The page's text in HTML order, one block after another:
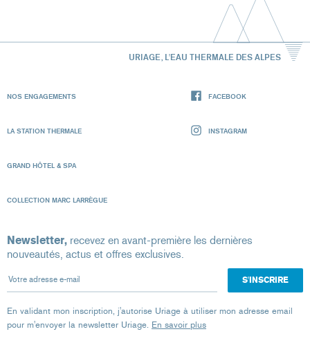
URIAGE, L'EAU THERMALE DES ALPES
NOS ENGAGEMENTS
LA STATION THERMALE
GRAND HÔTEL & SPA
COLLECTION MARC LARRÈGUE
FACEBOOK
INSTAGRAM
Newsletter, recevez en avant-première les dernières
nouveautés, actus et offres exclusives.
Votre adresse e-mail
En validant mon inscription, j'autorise Uriage à utiliser mon adresse email
pour m'envoyer la newsletter Uriage. En savoir plus